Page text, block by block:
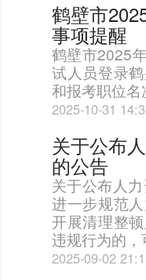
鹤壁市
事项提醒
鹤壁市2025
试人员登录
和报考职位
2025-10-31
关于公布
的公告
关于公布人
进一步规范
开展清理整
违规行为的
2025-09-02